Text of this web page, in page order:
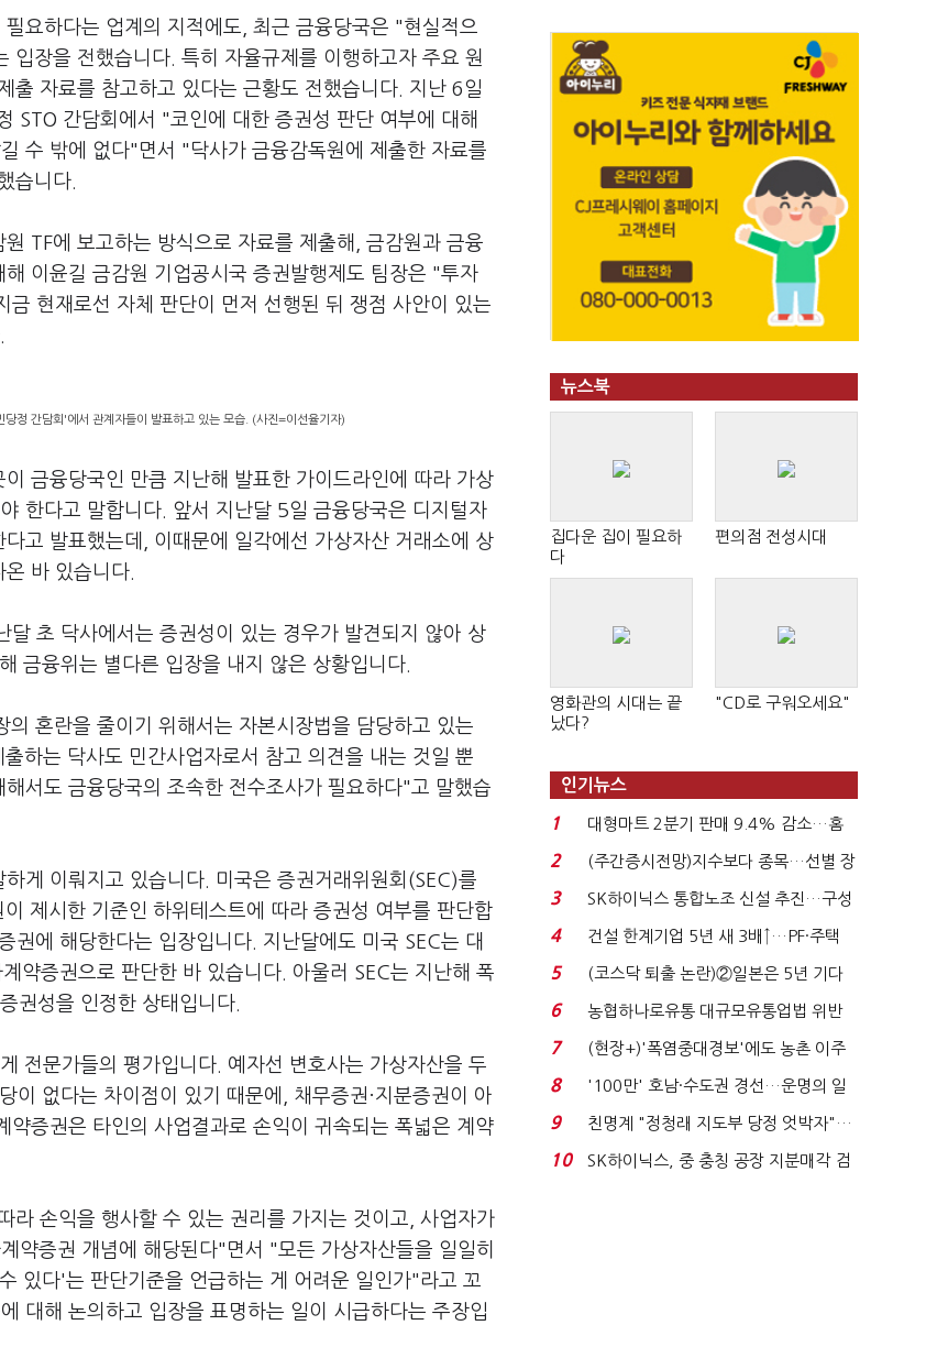
요하다는 업계의 지적에도, 최근 금융당국은 "현실적으
장을 전했습니다. 특히 자율규제를 이행하고자 주요 원
출 자료를 참고하고 있다는 근황도 전했습니다. 지난 6일
STO 간담회에서 "코인에 대한 증권성 판단 여부에 대해
수 밖에 없다"면서 "닥사가 금융감독원에 제출한 자료를
습니다.
TF에 보고하는 방식으로 자료를 제출해, 금감원과 금융
이윤길 금감원 기업공시국 증권발행제도 팀장은 "투자
현재로선 자체 판단이 먼저 선행된 뒤 쟁점 사안이 있는
정 간담회'에서 관계자들이 발표하고 있는 모습. (사진=이선율기자)
금융당국인 만큼 지난해 발표한 가이드라인에 따라 가상
한다고 말합니다. 앞서 지난달 5일 금융당국은 디지털자
고 발표했는데, 이때문에 일각에선 가상자산 거래소에 상
바 있습니다.
초 닥사에서는 증권성이 있는 경우가 발견되지 않아 상
금융위는 별다른 입장을 내지 않은 상황입니다.
혼란을 줄이기 위해서는 자본시장법을 담당하고 있는
하는 닥사도 민간사업자로서 참고 의견을 내는 것일 뿐
서도 금융당국의 조속한 전수조사가 필요하다"고 말했습
게 이뤄지고 있습니다. 미국은 증권거래위원회(SEC)를
제시한 기준인 하위테스트에 따라 증권성 여부를 판단합
권에 해당한다는 입장입니다. 지난달에도 미국 SEC는 대
약증권으로 판단한 바 있습니다. 아울러 SEC는 지난해 폭
권성을 인정한 상태입니다.
전문가들의 평가입니다. 예자선 변호사는 가상자산을 두
이 없다는 차이점이 있기 때문에, 채무증권·지분증권이 아
증권은 타인의 사업결과로 손익이 귀속되는 폭넓은 계약
라 손익을 행사할 수 있는 권리를 가지는 것이고, 사업자가
약증권 개념에 해당된다"면서 "모든 가상자산들을 일일히
있다'는 판단기준을 언급하는 게 어려운 일인가"라고 꼬
대해 논의하고 입장을 표명하는 일이 시급하다는 주장입
뉴스북
집다운 집이 필요하
다
편의점 전성시대
영화관의 시대는 끝
났다?
"CD로 구워오세요"
인기뉴스
1
대형마트 2분기 판매 9.4% 감소…홈
플러스 사태 여파...
2
(주간증시전망)지수보다 종목…선별 장
세 이어진다...
3
SK하이닉스 통합노조 신설 추진…구성
원 간 성과급 불...
4
건설 한계기업 5년 새 3배↑…PF·주택
침체에 재무 ...
5
(코스닥 퇴출 논란)②일본은 5년 기다
려주는데 우리는 ...
6
농협하나로유통 대규모유통업법 위반
적발…공정위, 과...
7
(현장+)'폭염중대경보'에도 농촌 이주
노동자는 강행군…'야...
8
'100만' 호남·수도권 경선…운명의 일
주일
9
친명계 "정청래 지도부 당정 엇박자"…
친청계 "신천지 오...
10
SK하이닉스, 중 충칭 공장 지분매각 검